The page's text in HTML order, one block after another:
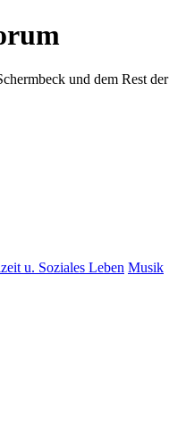
und dem Rest der
u. Soziales Leben Musik